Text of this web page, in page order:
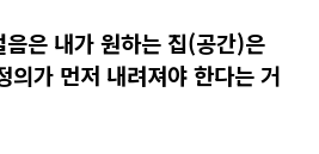
은 내가 원하는 집(공간)은
의가 먼저 내려져야 한다는 거